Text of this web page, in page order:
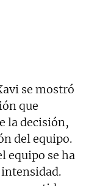
se mostró
que
la decisión,
del equipo.
equipo se ha